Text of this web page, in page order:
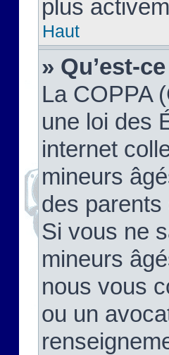
plus
Haut
» Qu’est-
La COPPA
une loi des
internet
mineurs
des
Si vous ne
mineurs
nous vous
ou un